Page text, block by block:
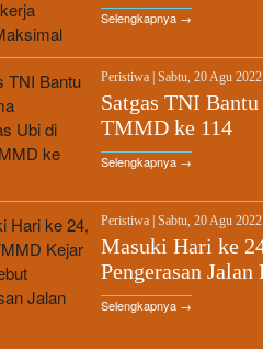
Selengkapnya →
Peristiwa Sabtu, 20 Agu
Satgas TNI
TMMD ke 114
Selengkapnya →
Peristiwa Sabtu, 20 Agu
Masuki Hari ke
Pengerasan
Selengkapnya →